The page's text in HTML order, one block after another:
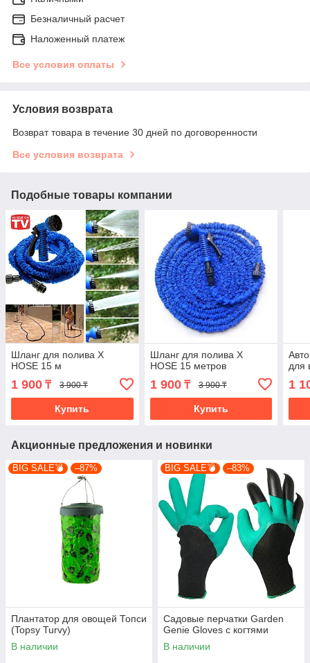
Безналичный расчет
Наложенный платеж
Все условия оплаты
Условия возврата
Возврат товара в течение 30 дней по договоренности
Все условия возврата
Подобные товары компании
Шланг для полива X
HOSE 15 м
1 900 ₸ 3 900 ₸
Купить
Шланг для полива X
HOSE 15 метров
1 900₸ 3 900 ₸
Купить
для
1
Акционные предложения и новинки
BIG SALE💣 –87%
Плантатор для овощей Топси
(Topsy Turvy)
В наличии
BIG SALE💣 –83%
Садовые перчатки Garden
Genie Gloves с когтями
В наличии